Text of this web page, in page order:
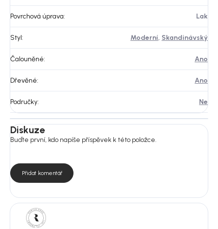
Povrchová úprava: Lak
Styl: Moderní, Skandinávský
Čalouněné: Ano
Dřevěné: Ano
Područky: Ne
Diskuze
Buďte první, kdo napíše příspěvek k této položce.
Přidat komentář